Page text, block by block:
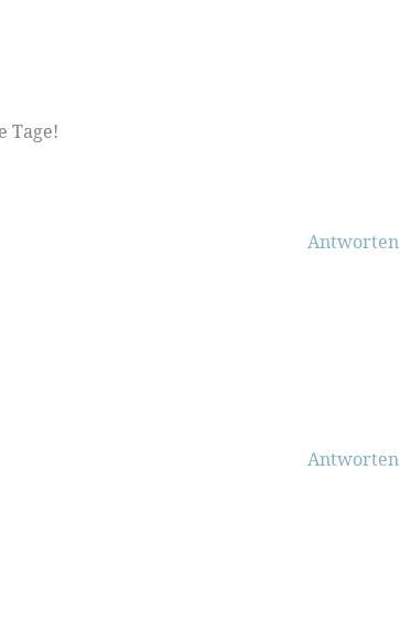
Tage!
Antworten
Antworten